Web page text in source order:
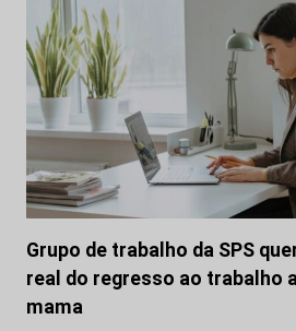
Grupo de trabalho da SPS
real do regresso ao trabalho
mama